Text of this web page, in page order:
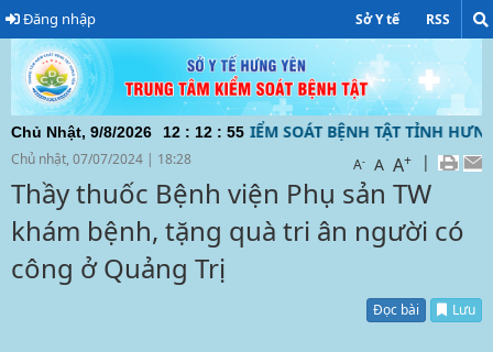
Đăng nhập Sở Y tế RSS
Chủ Nhật, 9/8/2026 12 : 12 : 56
TỬ CỦA TRUNG TÂM KIỂM SOÁT BỆNH TẬT TỈNH HƯNG
Chủ nhật, 07/07/2024 | 18:28 A- A A+ |
Thầy thuốc Bệnh viện Phụ sản TW
khám bệnh, tặng quà tri ân người có
công ở Quảng Trị
Đọc bài Lưu